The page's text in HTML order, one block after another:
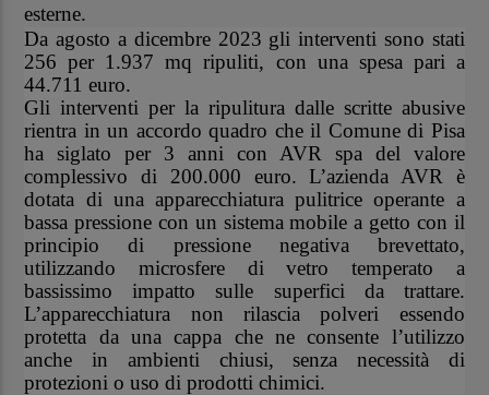
esterne.
Da agosto a dicembre 2023 gli interventi sono stati
256 per 1.937 mq ripuliti, con una spesa pari a
44.711 euro.
Gli interventi per la ripulitura dalle scritte abusive
rientra in un accordo quadro che il Comune di Pisa
ha siglato per 3 anni con AVR spa del valore
complessivo di 200.000 euro. L’azienda AVR è
dotata di una apparecchiatura pulitrice operante a
bassa pressione con un sistema mobile a getto con il
principio di pressione negativa brevettato,
utilizzando microsfere di vetro temperato a
bassissimo impatto sulle superfici da trattare.
L’apparecchiatura non rilascia polveri essendo
protetta da una cappa che ne consente l’utilizzo
anche in ambienti chiusi, senza necessità di
protezioni o uso di prodotti chimici.